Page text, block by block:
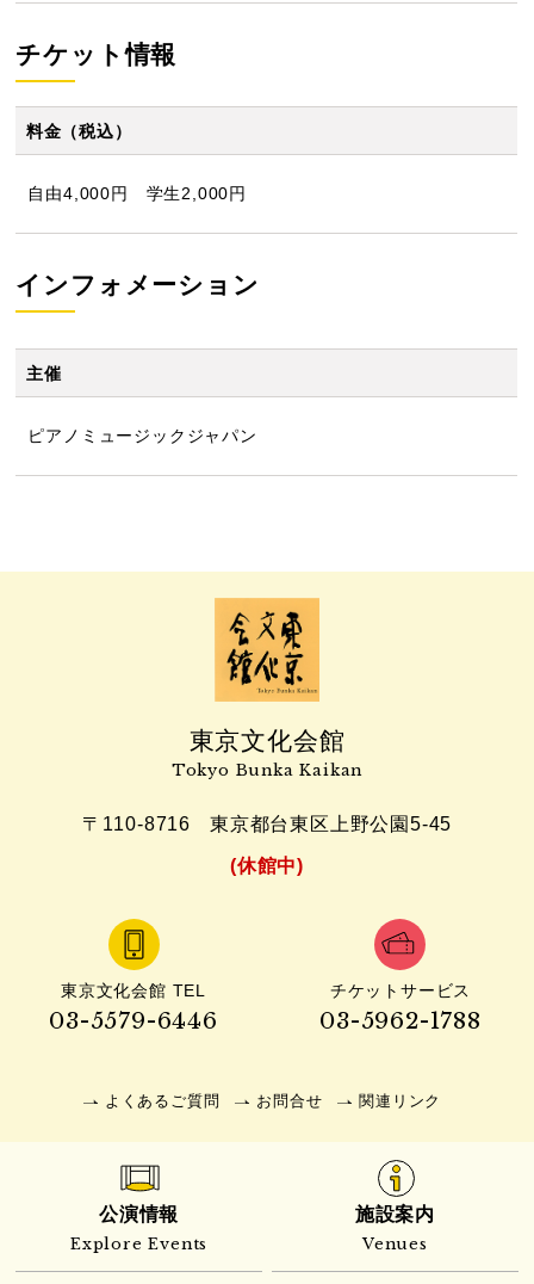
チケット情報
料金（税込）
自由4,000円 学生2,000円
インフォメーション
主催
ピアノミュージックジャパン
東京文化会館
Tokyo Bunka Kaikan
〒110-8716 東京都台東区上野公園5-45
(休館中)
東京文化会館 TEL
03-5579-6446
チケットサービス
03-5962-1788
よくあるご質問 お問合せ 関連リンク
公演情報
Explore Events
施設案内
Venues